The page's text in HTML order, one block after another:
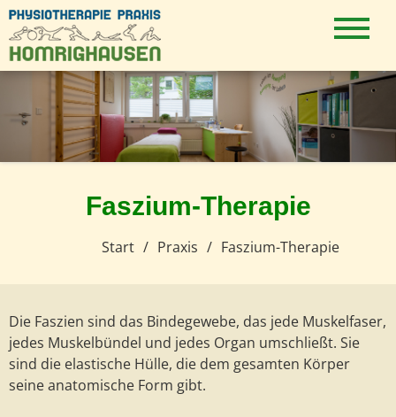
Zum
Inhalt
springen
Homrighausen
Faszium-Therapie
Start Praxis Faszium-Therapie
Die Faszien sind das Bindegewebe, das jede Muskelfaser,
jedes Muskelbündel und jedes Organ umschließt. Sie
sind die elastische Hülle, die dem gesamten Körper
seine anatomische Form gibt.